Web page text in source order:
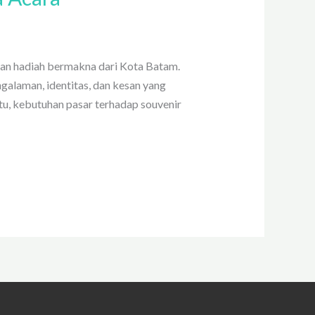
hadiah bermakna dari Kota Batam.
identitas, dan kesan yang
kebutuhan pasar terhadap souvenir